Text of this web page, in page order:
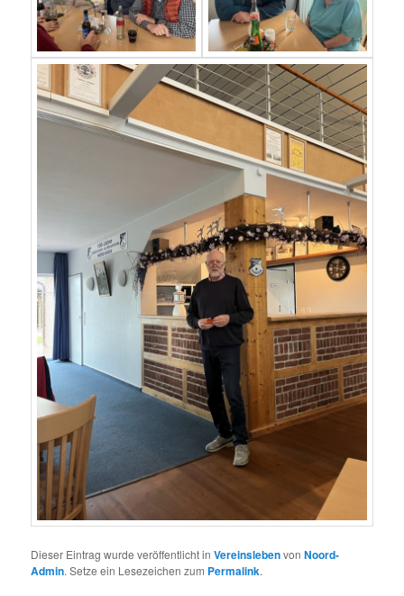
Dieser Eintrag wurde veröffentlicht inVereinslebenvonNoord-
Admin. Setze ein Lesezeichen zum Permalink.